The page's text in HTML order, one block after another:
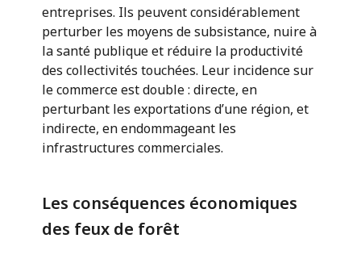
entreprises. Ils peuvent considérablement
perturber les moyens de subsistance, nuire à
la santé publique et réduire la productivité
des collectivités touchées. Leur incidence sur
le commerce est double : directe, en
perturbant les exportations d’une région, et
indirecte, en endommageant les
infrastructures commerciales.
Les conséquences économiques
des feux de forêt